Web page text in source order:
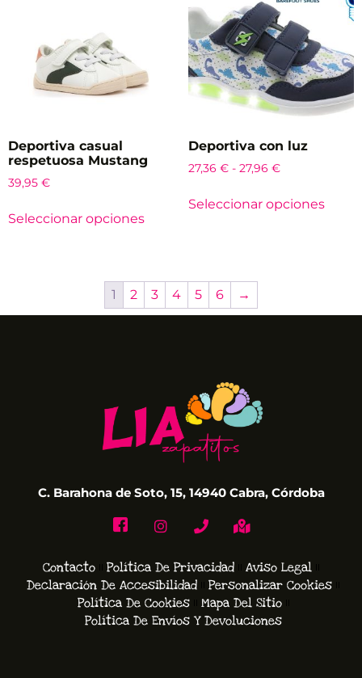
Deportiva casual
respetuosa Mustang
39,95 €
Seleccionar opciones
Deportiva con luz
27,36 € - 27,96 €
Seleccionar opciones
1 2 3 4 5 6 →
C. Barahona de Soto, 15, 14940 Cabra, Córdoba
Contacto Política De Privacidad
Aviso Legal
Declaración De Accesibilidad
Personalizar Cookies
Política De Cookies
Mapa Del Sitio
Política De Envíos Y Devoluciones